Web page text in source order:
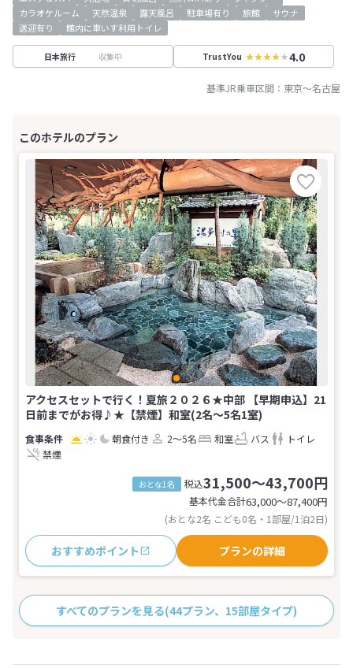
カラオケルーム
天然温泉 露天風呂 駐車場有り 旅館
サウナ
送迎有り
館内に車いす利用トイレ
日本旅行 収集中 TrustYou 4.0
基準JR乗車区間： 東京～名古屋
アクセスセットで行く！夏旅２０２６★中部 【早期申込】21
日前までがお得♪★【禁煙】和室(2名～5名1室)
朝食付き 2～5名 和室 バス
トイレ
禁煙
おとな1名 税込31,500～43,700円
基本代金合計63,000〜87,400円
(おとな2名 こども0名・1部屋/1泊2日)
おすすめポイント プランの詳細
すべてのプランを見る(44プラン、15部屋タイプ)